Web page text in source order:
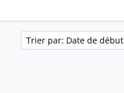
Trier par: Date de début